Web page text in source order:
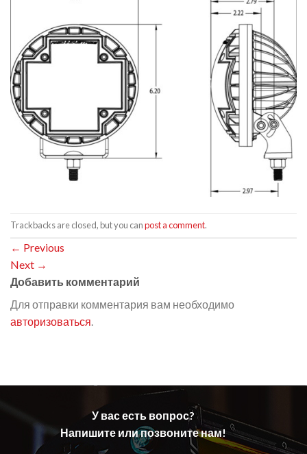
Trackbacks are closed, but you canpost a comment.
← Previous
Next →
Добавить комментарий
Для отправки комментария вам необходимо
авторизоваться.
У вас есть вопрос?
Напишите или позвоните нам!